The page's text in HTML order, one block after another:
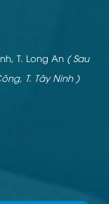
T. Long An ( Sau
T. Tây Ninh )